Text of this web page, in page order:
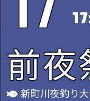
前夜
新町川夜釣り